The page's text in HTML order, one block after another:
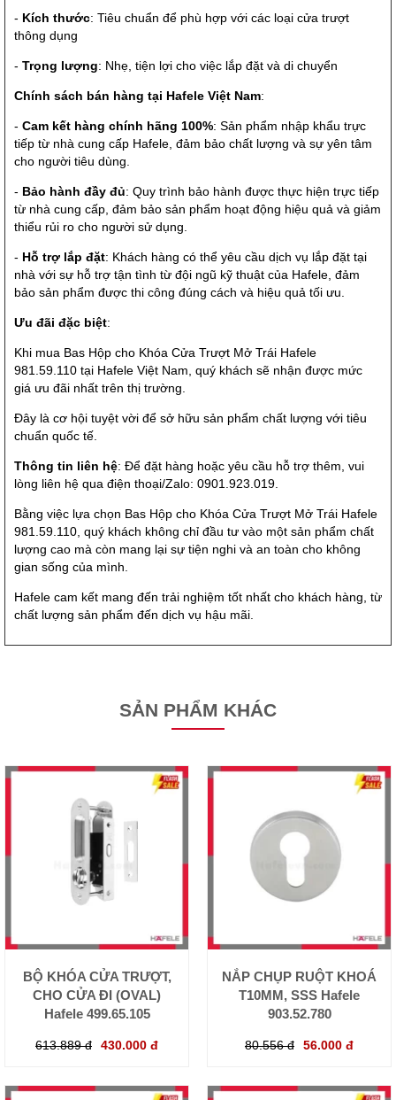
- Kích thước: Tiêu chuẩn để phù hợp với các loại cửa trượt
thông dụng
- Trọng lượng: Nhẹ, tiện lợi cho việc lắp đặt và di chuyển
Chính sách bán hàng tại Hafele Việt Nam:
- Cam kết hàng chính hãng 100%: Sản phẩm nhập khẩu trực
tiếp từ nhà cung cấp Hafele, đảm bảo chất lượng và sự yên tâm
cho người tiêu dùng.
- Bảo hành đầy đủ: Quy trình bảo hành được thực hiện trực tiếp
từ nhà cung cấp, đảm bảo sản phẩm hoạt động hiệu quả và giảm
thiểu rủi ro cho người sử dụng.
- Hỗ trợ lắp đặt: Khách hàng có thể yêu cầu dịch vụ lắp đặt tại
nhà với sự hỗ trợ tận tình từ đội ngũ kỹ thuật của Hafele, đảm
bảo sản phẩm được thi công đúng cách và hiệu quả tối ưu.
Ưu đãi đặc biệt:
Khi mua Bas Hộp cho Khóa Cửa Trượt Mở Trái Hafele
981.59.110 tại Hafele Việt Nam, quý khách sẽ nhận được mức
giá ưu đãi nhất trên thị trường.
Đây là cơ hội tuyệt vời để sở hữu sản phẩm chất lượng với tiêu
chuẩn quốc tế.
Thông tin liên hệ: Để đặt hàng hoặc yêu cầu hỗ trợ thêm, vui
lòng liên hệ qua điện thoại/Zalo: 0901.923.019.
Bằng việc lựa chọn Bas Hộp cho Khóa Cửa Trượt Mở Trái Hafele
981.59.110, quý khách không chỉ đầu tư vào một sản phẩm chất
lượng cao mà còn mang lại sự tiện nghi và an toàn cho không
gian sống của mình.
Hafele cam kết mang đến trải nghiệm tốt nhất cho khách hàng, từ
chất lượng sản phẩm đến dịch vụ hậu mãi.
SẢN PHẨM KHÁC
BỘ KHÓA CỬA TRƯỢT,
CHO CỬA ĐI (OVAL)
Hafele 499.65.105
613.889 đ 430.000 đ
NẮP CHỤP RUỘT KHOÁ
T10MM, SSS Hafele
903.52.780
80.556 đ 56.000 đ